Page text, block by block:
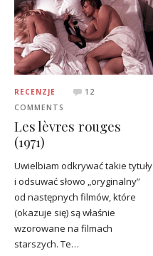
RECENZJE
12
COMMENTS
Les lèvres rouges
(1971)
Uwielbiam odkrywać takie tytuły
i odsuwać słowo „oryginalny”
od następnych filmów, które
(okazuje się) są właśnie
wzorowane na filmach
starszych. Te…